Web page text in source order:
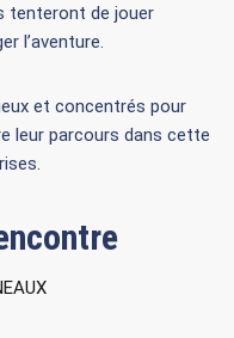
tenteront de jouer
l’aventure.
et concentrés pour
leur parcours dans cette